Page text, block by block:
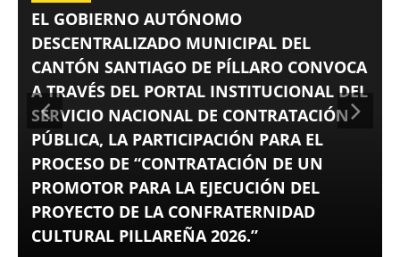
EL GOBIERNO AUTÓNOMO
DESCENTRALIZADO MUNICIPAL DEL
CANTÓN SANTIAGO DE PÍLLARO CONVOCA
A TRAVÉS DEL PORTAL INSTITUCIONAL DEL
SERVICIO NACIONAL DE CONTRATACIÓN
PÚBLICA, LA PARTICIPACIÓN PARA EL
PROCESO DE “CONTRATACIÓN DE UN
PROMOTOR PARA LA EJECUCIÓN DEL
PROYECTO DE LA CONFRATERNIDAD
CULTURAL PILLAREÑA 2026.”